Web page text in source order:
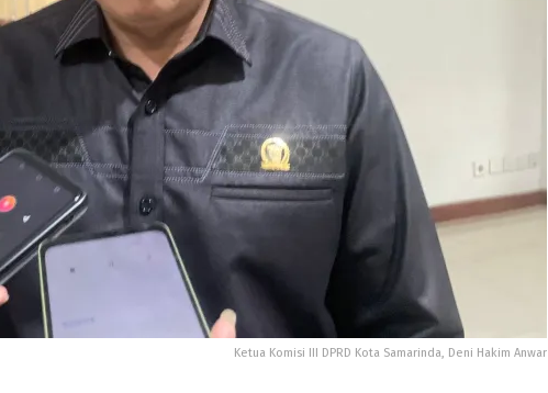
Ketua Komisi III DPRD Kota Samarinda, Deni Hakim Anwar